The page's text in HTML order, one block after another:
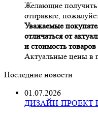
Желающие получить
отправьте,
Уважаемые
отличаться от
и стоимость
Актуальные цены в
Последние новости
01.07.2026
ДИЗАЙН-ПРОЕКТ